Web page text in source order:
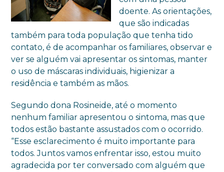
doente. As orientações,
que são indicadas
também para toda população que tenha tido
contato, é de acompanhar os familiares, observar e
ver se alguém vai apresentar os sintomas, manter
o uso de máscaras individuais, higienizar a
residência e também as mãos.
Segundo dona Rosineide, até o momento
nenhum familiar apresentou o sintoma, mas que
todos estão bastante assustados com o ocorrido.
“Esse esclarecimento é muito importante para
todos. Juntos vamos enfrentar isso, estou muito
agradecida por ter conversado com alguém que